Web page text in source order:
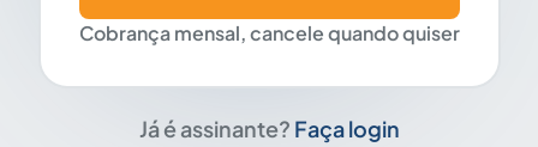
Cobrança mensal, cancele quando quiser
Já é assinante? Faça login